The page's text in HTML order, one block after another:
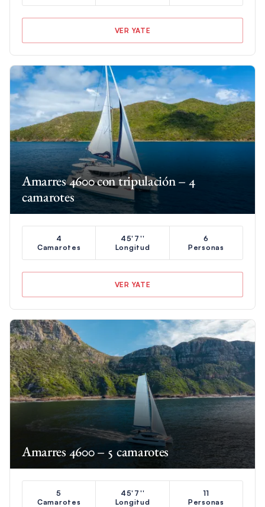
VER YATE
Amarres 4600 con tripulación – 4
camarotes
4
Camarotes
45'7''
Longitud
6
Personas
VER YATE
Amarres 4600 – 5 camarotes
5
Camarotes
45'7''
Longitud
11
Personas